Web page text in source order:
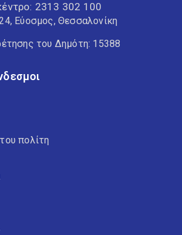
2313 302 100
Εύοσμος, Θεσσαλονίκη
του Δημότη: 15388
πολίτη